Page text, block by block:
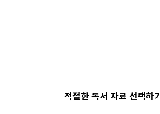
적절한 독서 자료 선택하